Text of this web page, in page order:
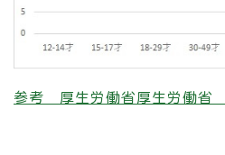
参考 厚生労働省厚生労働省